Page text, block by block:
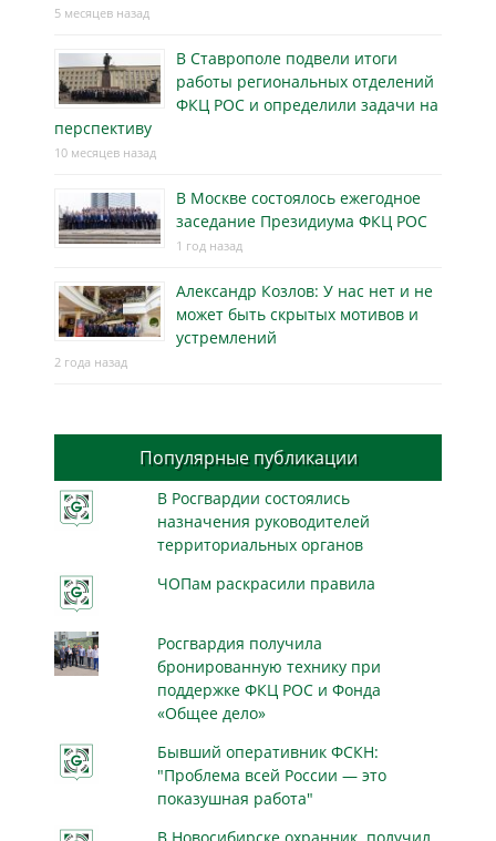
5 месяцев назад
В Ставрополе подвели итоги
работы региональных отделений
ФКЦ РОС и определили задачи на
перспективу
10 месяцев назад
В Москве состоялось ежегодное
заседание Президиума ФКЦ РОС
1 год назад
Александр Козлов: У нас нет и не
может быть скрытых мотивов и
устремлений
2 года назад
Популярные публикации
В Росгвардии состоялись
назначения руководителей
территориальных органов
ЧОПам раскрасили правила
Росгвардия получила
бронированную технику при
поддержке ФКЦ РОС и Фонда
«Общее дело»
Бывший оперативник ФСКН:
"Проблема всей России — это
показушная работа"